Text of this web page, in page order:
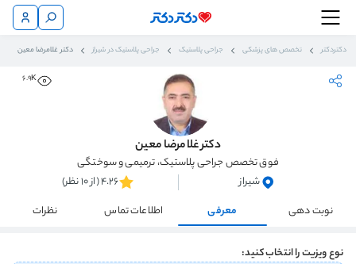
دکتردکتر تخصص های پزشکی جراحی پلاستیک جراحی پلاستیک در شیراز دکتر غلامرضا معین
6.9K
دکتر غلامرضا معین
فوق تخصص جراحی پلاستیک، ترمیمی و سوختگی
شیراز
4.26 (از 10 نظر)
نوبت دهی
معرفی اطلاعات تماس نظرات
نوع ویزیت را انتخاب کنید: